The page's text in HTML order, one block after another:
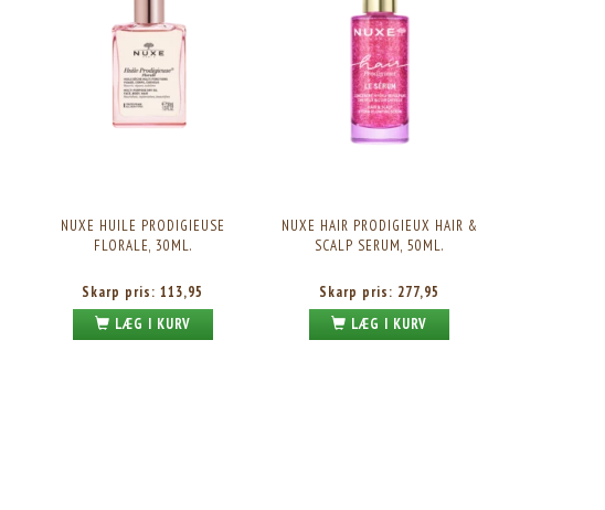
NUXE HUILE PRODIGIEUSE
FLORALE, 30ML.
Skarp pris:113,95
LÆG I KURV
NUXE HAIR PRODIGIEUX HAIR &
SCALP SERUM, 50ML.
Skarp pris: 277,95
LÆG I KURV